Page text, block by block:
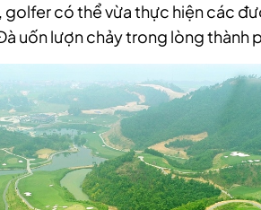
golfer có thể vừa thực hiện các
uốn lượn chảy trong lòng thành